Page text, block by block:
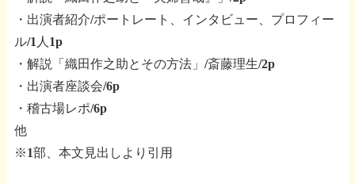
・出演者紹介/ポートレート、インタビュー、プロフィー
ル/1人1p
・解説「織田作之助とその方法」/斎藤理生/2p
・出演者座談会/6p
・稽古場レポ/6p
他
※1部、本文見出しより引用